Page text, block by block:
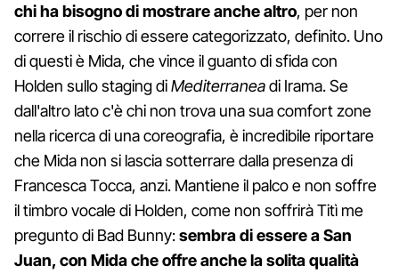
chi ha bisogno di mostrare anche altro, per non
correre il rischio di essere categorizzato, definito. Uno
di questi è Mida, che vince il guanto di sfida con
Holden sullo staging diMediterraneadi Irama. Se
dall'altro lato c'è chi non trova una sua comfort zone
nella ricerca di una coreografia, è incredibile riportare
che Mida non si lascia sotterrare dalla presenza di
Francesca Tocca, anzi. Mantiene il palco e non soffre
il timbro vocale di Holden, come non soffrirà Titì me
pregunto di Bad Bunny:sembra di essere a San
Juan, con Mida che offre anche la solita qualità